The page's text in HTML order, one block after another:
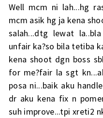
Well mcm ni lah...hg
mcm asik hg ja kena
salah...dtg lewat
unfair ka?so bila tetiba
kena shoot dgn boss
for me?fair la sgt
posa ni...baik aku
dr aku kena fix n
suh improve...tpi xreti2